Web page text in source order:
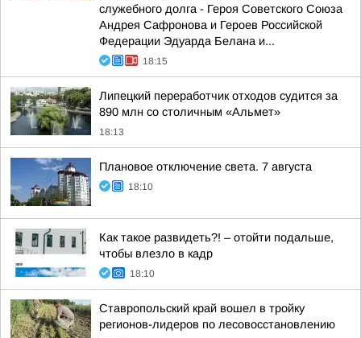
служебного долга - Героя Советского Союза
Андрея Сафронова и Героев Российской
Федерации Эдуарда Белана и...
18:15
Липецкий переработчик отходов судится за
890 млн со столичным «Альмет»
18:13
Плановое отключение света. 7 августа
18:10
Как такое развидеть?! – отойти подальше,
чтобы влезло в кадр
18:10
Ставропольский край вошел в тройку
регионов-лидеров по лесовосстановлению